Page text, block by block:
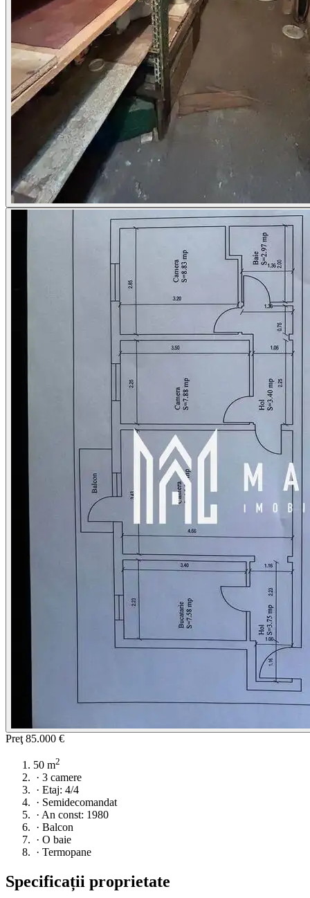
Preţ 85.000 €
50 m2
· 3 camere
· Etaj: 4/4
· Semidecomandat
· An const: 1980
· Balcon
· O baie
· Termopane
Specificații proprietate